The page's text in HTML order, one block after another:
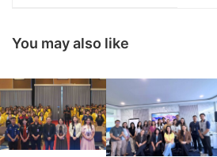
You may also like